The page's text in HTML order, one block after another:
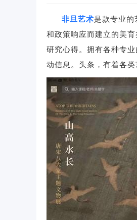
非旦艺术是款专业的
和政策响应而建立的美育
研究心得。拥有各种专
动信息。头条，有着各